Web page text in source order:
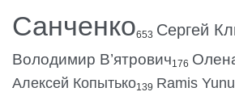
Санченко653 Сергей
Володимир В’ятрович176
Алексей Копытько139 Ramis